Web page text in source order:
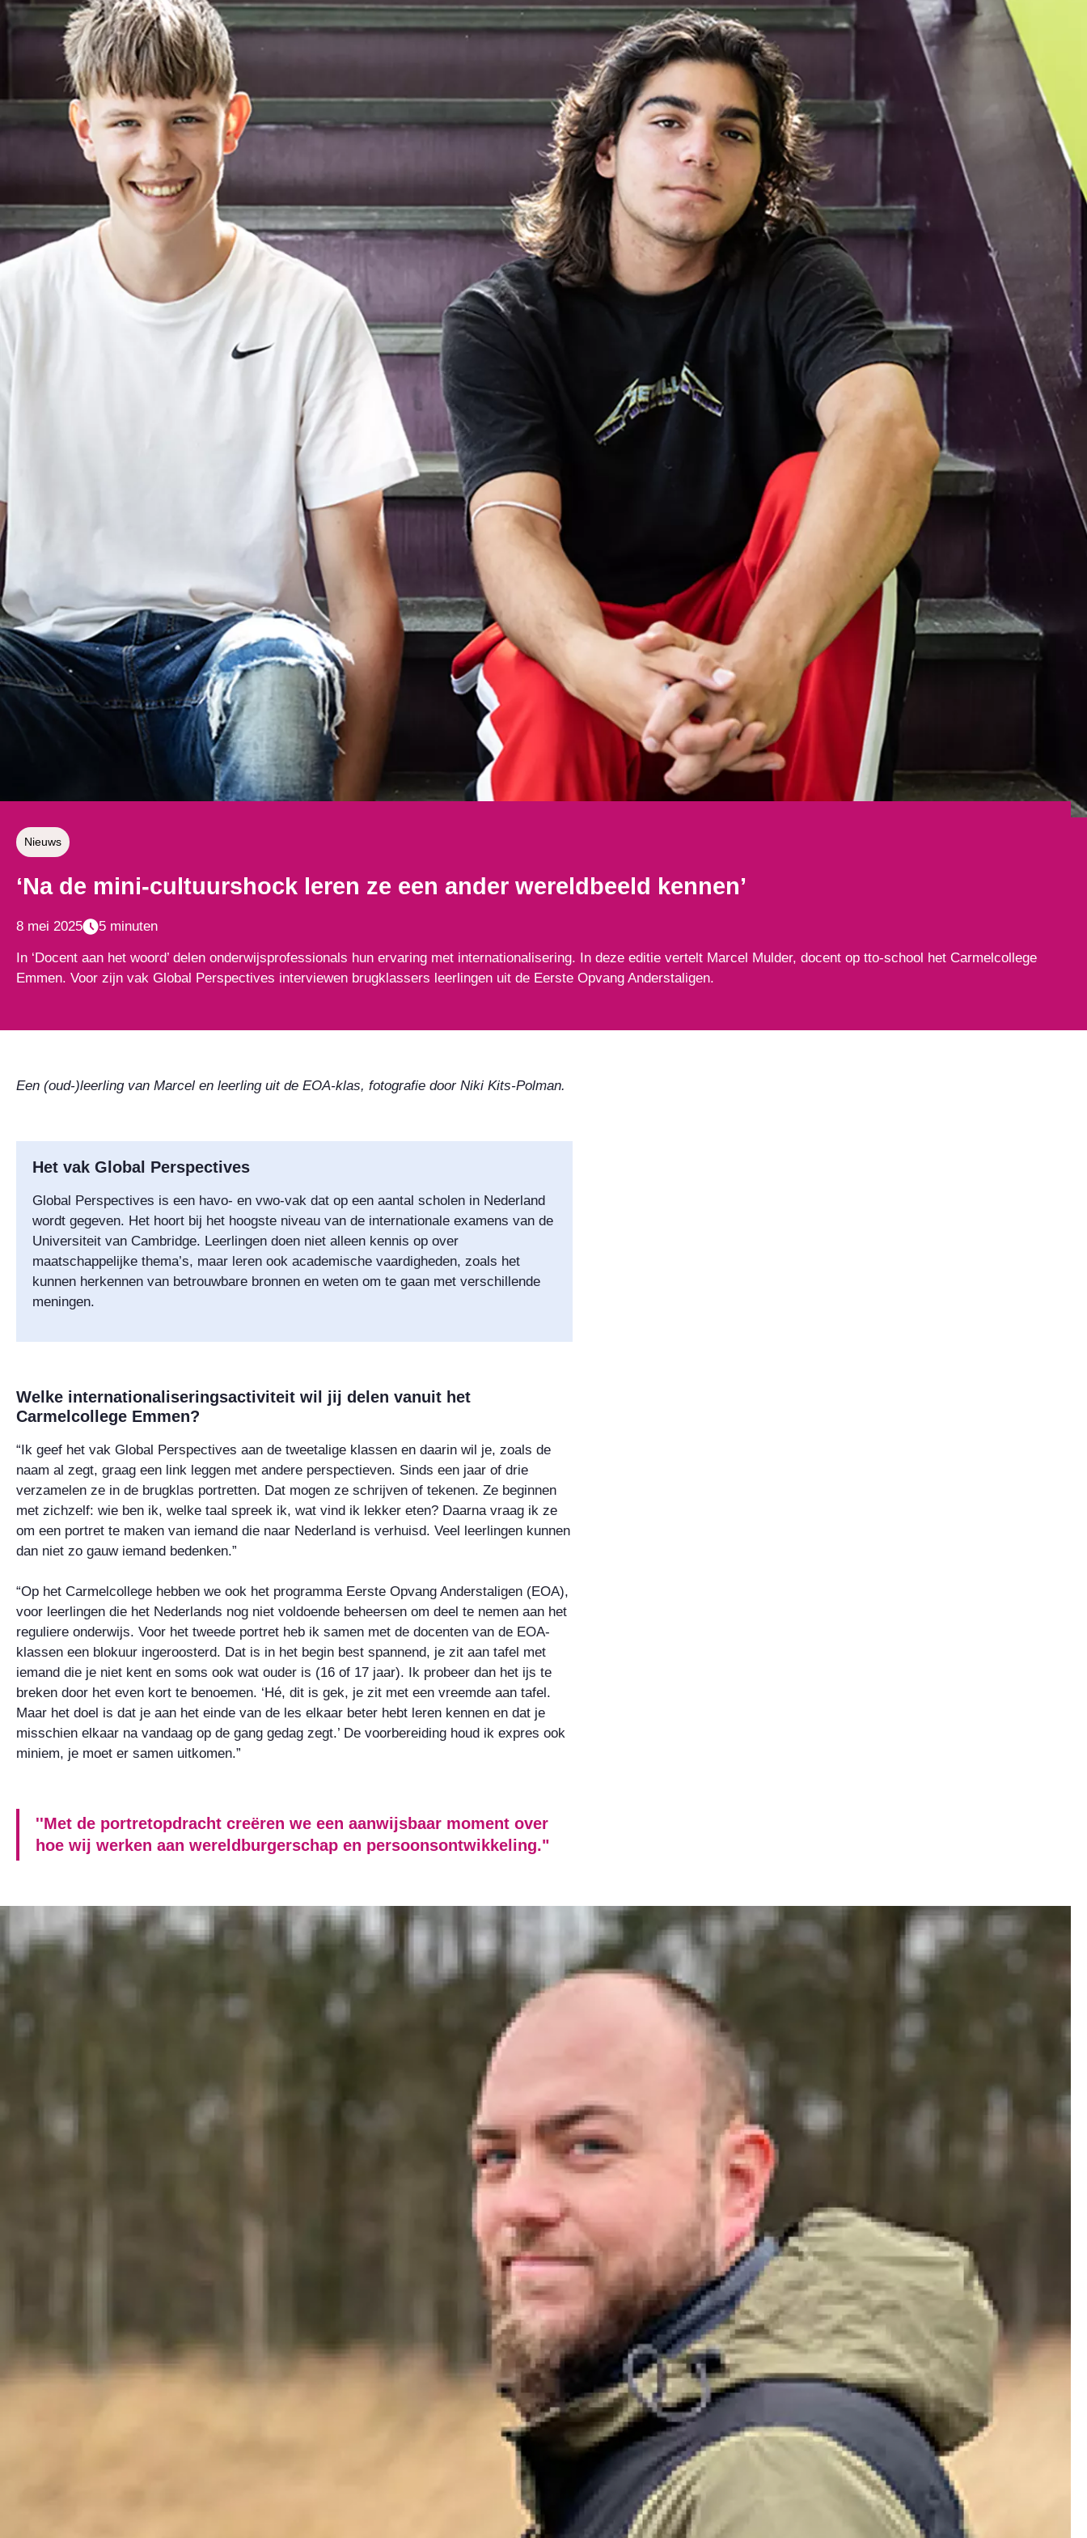
Nieuws
‘Na de mini-cultuurshock leren ze een ander wereldbeeld kennen’
8 mei 2025 5 minuten
In ‘Docent aan het woord’ delen onderwijsprofessionals hun ervaring met internationalisering. In deze editie vertelt Marcel Mulder, docent op tto-school het Carmelcollege
Emmen. Voor zijn vak Global Perspectives interviewen brugklassers leerlingen uit de Eerste Opvang Anderstaligen.
Een (oud-)leerling van Marcel en leerling uit de EOA-klas, fotografie door Niki Kits-Polman.
Het vak Global Perspectives
Global Perspectives is een havo- en vwo-vak dat op een aantal scholen in Nederland
wordt gegeven. Het hoort bij het hoogste niveau van de internationale examens van de
Universiteit van Cambridge. Leerlingen doen niet alleen kennis op over
maatschappelijke thema’s, maar leren ook academische vaardigheden, zoals het
kunnen herkennen van betrouwbare bronnen en weten om te gaan met verschillende
meningen.
Welke internationaliseringsactiviteit wil jij delen vanuit het
Carmelcollege Emmen?
“Ik geef het vak Global Perspectives aan de tweetalige klassen en daarin wil je, zoals de
naam al zegt, graag een link leggen met andere perspectieven. Sinds een jaar of drie
verzamelen ze in de brugklas portretten. Dat mogen ze schrijven of tekenen. Ze beginnen
met zichzelf: wie ben ik, welke taal spreek ik, wat vind ik lekker eten? Daarna vraag ik ze
om een portret te maken van iemand die naar Nederland is verhuisd. Veel leerlingen kunnen
dan niet zo gauw iemand bedenken.”
“Op het Carmelcollege hebben we ook het programma Eerste Opvang Anderstaligen (EOA),
voor leerlingen die het Nederlands nog niet voldoende beheersen om deel te nemen aan het
reguliere onderwijs. Voor het tweede portret heb ik samen met de docenten van de EOA-
klassen een blokuur ingeroosterd. Dat is in het begin best spannend, je zit aan tafel met
iemand die je niet kent en soms ook wat ouder is (16 of 17 jaar). Ik probeer dan het ijs te
breken door het even kort te benoemen. ‘Hé, dit is gek, je zit met een vreemde aan tafel.
Maar het doel is dat je aan het einde van de les elkaar beter hebt leren kennen en dat je
misschien elkaar na vandaag op de gang gedag zegt.’ De voorbereiding houd ik expres ook
miniem, je moet er samen uitkomen.”
''Met de portretopdracht creëren we een aanwijsbaar moment over
hoe wij werken aan wereldburgerschap en persoonsontwikkeling."